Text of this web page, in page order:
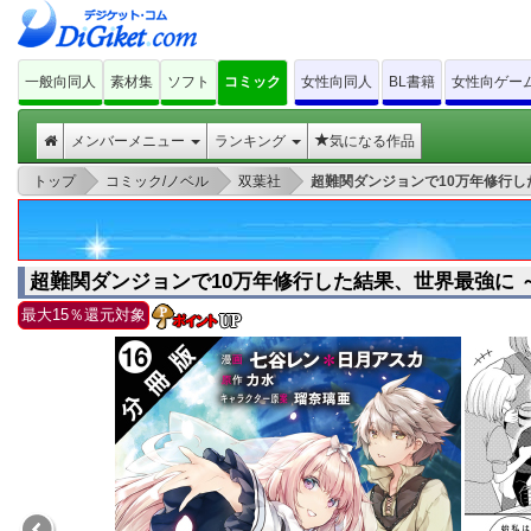
一般向同人 素材集 ソフト コミック 女性向同人 BL書籍 女性向ゲー
メンバーメニュー ランキング 気になる作品
トップ > コミック/ノベル > 双葉社 > 超難関ダンジョンで10万年修行
超難関ダンジョンで10万年修行した結果、世界最強に
最大15％還元対象